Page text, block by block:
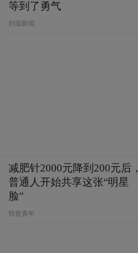
等到了勇气
封面新闻
减肥针2000元降到200元后，
普通人开始共享这张“明星
脸”
惊蛰青年